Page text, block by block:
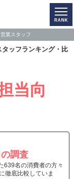
営業スタッフ
タッフランキング・比
当向
調査
639名の消費者の方々
徹底比較していま